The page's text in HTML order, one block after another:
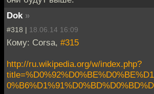
Dok »
#318 | 18.06.14 16:09
Кому: Corsa, #315
http://ru.wikipedia.org/w/index.php?